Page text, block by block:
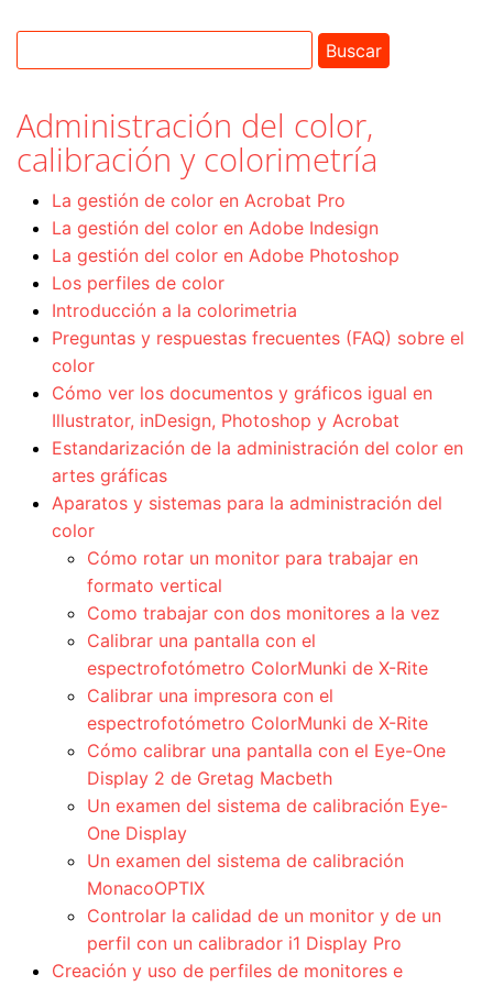
Administración del color,
calibración y colorimetría
La gestión de color en Acrobat Pro
La gestión del color en Adobe Indesign
La gestión del color en Adobe Photoshop
Los perfiles de color
Introducción a la colorimetria
Preguntas y respuestas frecuentes (FAQ) sobre el
color
Cómo ver los documentos y gráficos igual en
Illustrator, inDesign, Photoshop y Acrobat
Estandarización de la administración del color en
artes gráficas
Aparatos y sistemas para la administración del
color
Cómo rotar un monitor para trabajar en
formato vertical
Como trabajar con dos monitores a la vez
Calibrar una pantalla con el
espectrofotómetro ColorMunki de X-Rite
Calibrar una impresora con el
espectrofotómetro ColorMunki de X-Rite
Cómo calibrar una pantalla con el Eye-One
Display 2 de Gretag Macbeth
Un examen del sistema de calibración Eye-
One Display
Un examen del sistema de calibración
MonacoOPTIX
Controlar la calidad de un monitor y de un
perfil con un calibrador i1 Display Pro
Creación y uso de perfiles de monitores e